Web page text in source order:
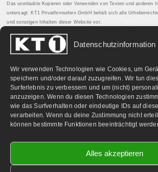
Datenschutzinformation
Wir verwenden Technologien wie Cookies, um
speichern und/oder darauf zuzugreifen. Wir tun
Surferlebnis zu verbessern und um (nicht)
anzuzeigen. Wenn du diesen Technologien
wie das Surfverhalten oder eindeutige IDs auf
verarbeiten. Wenn du deine Zustimmung nicht
können bestimmte Funktionen beeinträchtigt
Alles akzeptieren
Das unerlaubte Kopieren oder Verwenden von Texten und anderen
untersagt. KT1 Privatfernsehen GmbH behält sich alle
und sonstigen Inhalten dieser Website vor.
PARTNERLINKS: